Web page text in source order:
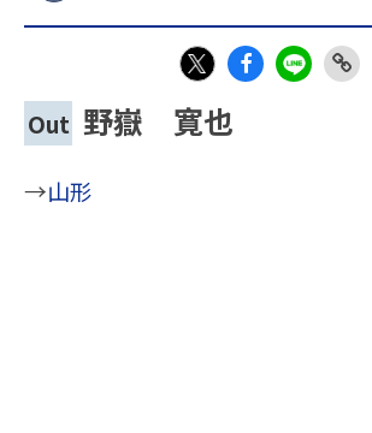
Out 野嶽 寛也
→山形